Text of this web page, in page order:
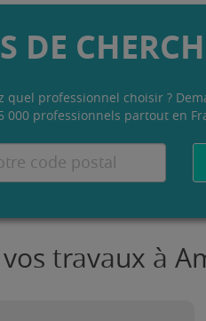
DE
quel professionnel choisir ?
000 professionnels partout en
travaux à